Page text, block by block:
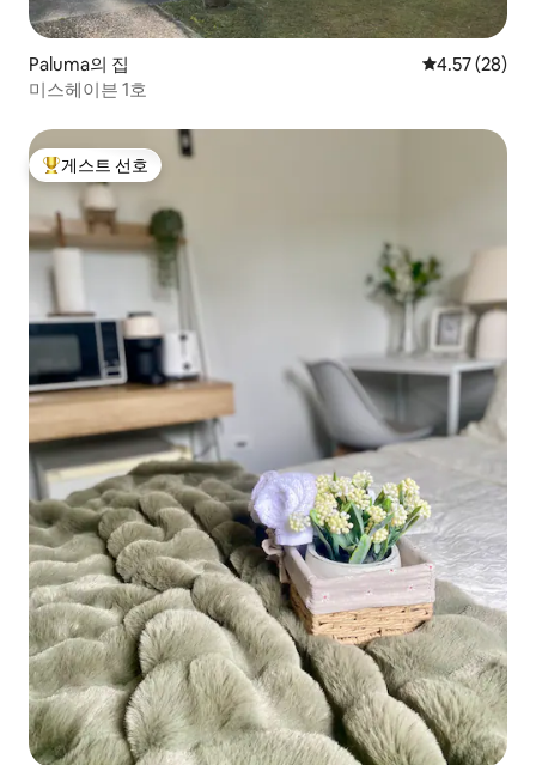
Paluma의 집 평점 4.57점(5
4.57 (28)
미스헤이븐 1호
상위 게스트 선호
게스트 선호